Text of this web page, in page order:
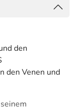
den
den Venen und